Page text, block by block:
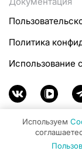
Политика
Использование
© 1997 – 2026
Министерства
Используем